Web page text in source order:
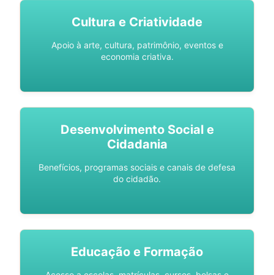
Cultura e Criatividade
Apoio à arte, cultura, patrimônio, eventos e
economia criativa.
Desenvolvimento Social e
Cidadania
Benefícios, programas sociais e canais de defesa
do cidadão.
Educação e Formação